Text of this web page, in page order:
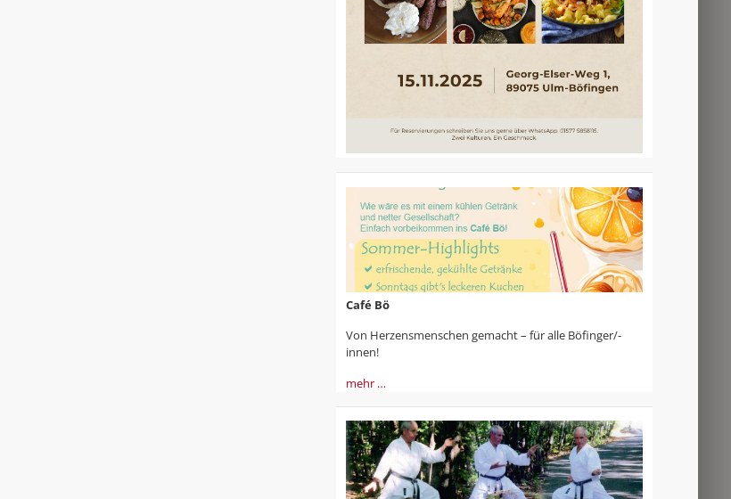
Café Bö
Von Herzensmenschen gemacht – für alle Böfinger/-
innen!
mehr …